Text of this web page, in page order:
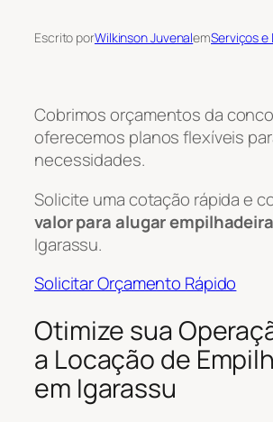
Escrito porWilkinson JuvenalemServiços e
Cobrimos orçamentos da
oferecemos planos flexíveis
necessidades.
Solicite uma cotação rápida e
valor para alugar empilhadeira
Igarassu.
Solicitar Orçamento Rápido
Otimize sua
a Locação de
em Igarassu